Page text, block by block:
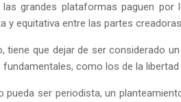
grandes plataformas paguen
y equitativa entre las partes
tiene que dejar de ser considerado
como los de la
pueda ser periodista, un